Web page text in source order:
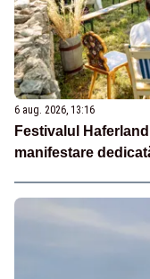
6 aug. 2026, 13:16
Festivalul
manifestare